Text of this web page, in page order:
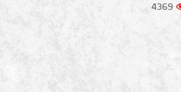
4369